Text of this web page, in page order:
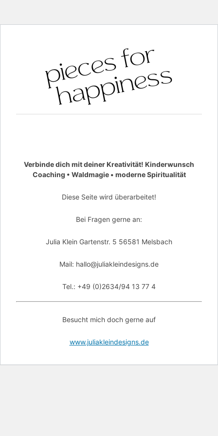
Verbinde dich mit deiner Kreativität! Kinderwunsch
Coaching • Waldmagie • moderne Spiritualität
Diese Seite wird überarbeitet!
Bei Fragen gerne an:
Julia Klein Gartenstr. 5 56581 Melsbach
Mail: hallo@juliakleindesigns.de
Tel.: +49 (0)2634/94 13 77 4
Besucht mich doch gerne auf
www.juliakleindesigns.de